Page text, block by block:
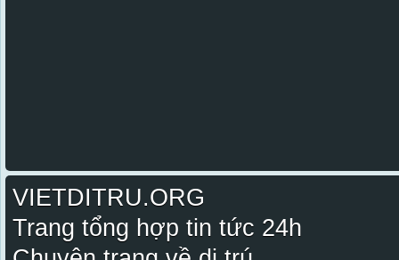
VIETDITRU.ORG
Trang tổng hợp tin tức 24h